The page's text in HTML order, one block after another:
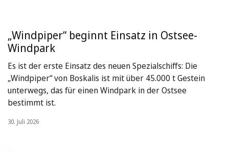
„Windpiper“ beginnt Einsatz in Ostsee-
Windpark
Es ist der erste Einsatz des neuen Spezialschiffs: Die
„Windpiper“ von Boskalis ist mit über 45.000 t Gestein
unterwegs, das für einen Windpark in der Ostsee
bestimmt ist.
30. Juli 2026